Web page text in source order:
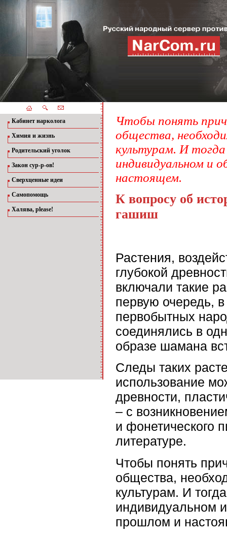
Кабинет нарколога
Химия и жизнь
Родительский уголок
Закон сур-р-ов!
Сверхценные идеи
Самопомощь
Халява, please!
Чтобы понять
общества,
культурам. И
индивидуальном и
настоящем.
К вопросу об
гашиш
Растения,
глубокой
включали такие
первую очередь,
первобытных
соединялись в
образе шамана
Следы таких
использование
древности,
– с
и фонетического
литературе.
Чтобы понять
общества,
культурам. И
индивидуальном
прошлом и